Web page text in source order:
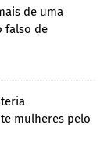
de uma
falso de
mulheres pelo